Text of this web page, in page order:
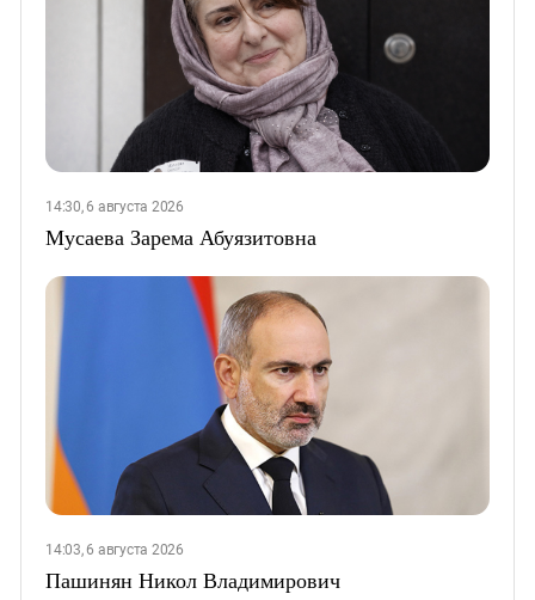
14:30, 6 августа 2026
Мусаева Зарема Абуязитовна
14:03, 6 августа 2026
Пашинян Никол Владимирович